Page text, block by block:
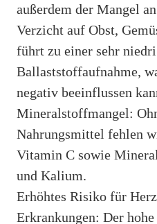
außerdem der Mangel
Verzicht auf Obst,
führt zu einer sehr
Ballaststoffaufnahme,
negativ beeinflussen
Mineralstoffmangel:
Nahrungsmittel fehlen
Vitamin C sowie
und Kalium.
Erhöhtes Risiko für
Erkrankungen: Der